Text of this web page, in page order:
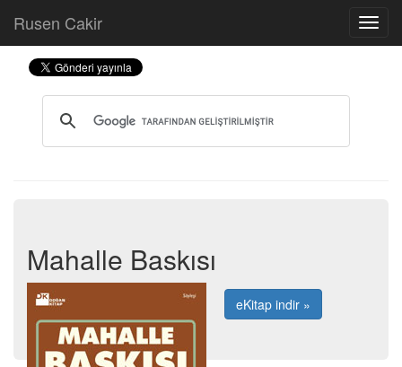
Rusen Cakir
Mahalle Baskısı
eKitap indir »